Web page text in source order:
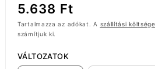
Normál
ár
5.638 Ft
Tartalmazza az adókat. A szállítási
számítjuk ki.
VÁLTOZATOK